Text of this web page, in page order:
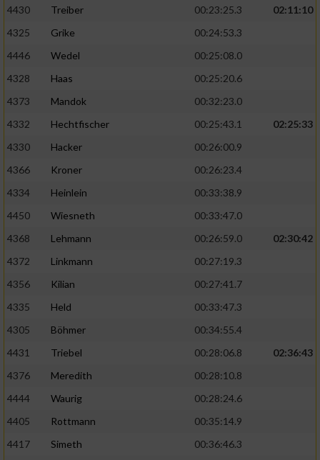
4430 Treiber 00:23:25.3
02:11:10
4325
Grike
00:24:53.3
4446
Wedel
00:25:08.0
4328
Haas
00:25:20.6
4373
Mandok
00:32:23.0
4332
Hechtfischer 00:25:43.1
02:25:33
4330
Hacker
00:26:00.9
4366
Kroner
00:26:23.4
4334
Heinlein
00:33:38.9
4450
Wiesneth
00:33:47.0
4368
Lehmann 00:26:59.0
02:30:42
4372
Linkmann
00:27:19.3
4356
Kilian
00:27:41.7
4335
Held
00:33:47.3
4305
Böhmer
00:34:55.4
4431
Triebel 00:28:06.8
02:36:43
4376
Meredith
00:28:10.8
4444
Waurig
00:28:24.6
4405
Rottmann
00:35:14.9
4417
Simeth
00:36:46.3